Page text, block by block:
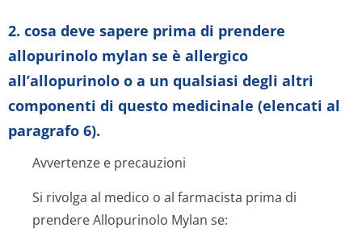
2. cosa deve sapere prima di prendere
allopurinolo mylan se è allergico
all’allopurinolo o a un qualsiasi degli altri
componenti di questo medicinale (elencati al
paragrafo 6).
Avvertenze e precauzioni
Si rivolga al medico o al farmacista prima di
prendere Allopurinolo Mylan se: